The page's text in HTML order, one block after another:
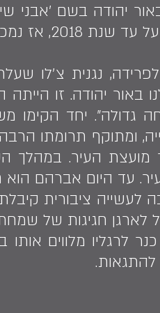
יהודה בשם ׳אבני
אז נמכר.
לפרידה, נגנית
באור יהודה. זו
שמחה גדולה״. יחד
העיר. עד היום אברהם
לעשייה ציבורית
בשנת 1910 התחיל לארגן
לרגליו מלווים
להתגאות.